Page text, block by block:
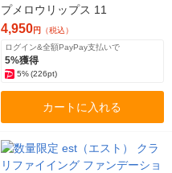
プメロウリップス 11
4,950円 （税込）
ログイン&全額PayPay支払いで
5%獲得
5% (226pt)
カートに入れる